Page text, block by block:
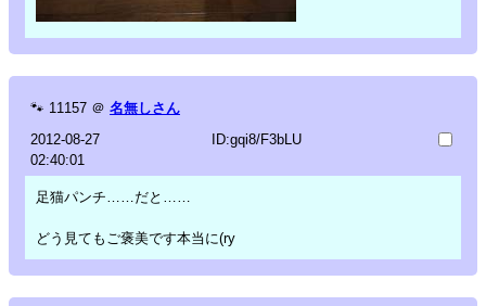
🐾 11157 ＠ 名無しさん
2012-08-27
02:40:01
ID:gqi8/F3bLU
足猫パンチ……だと……
どう見てもご褒美です本当に(ry